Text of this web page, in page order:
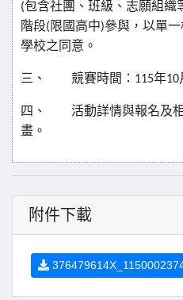
(包含社團、班級、志願組織
階段( 限國高中)參與，以單
學校之同意。
三、 競賽時間： 115年10
四、
活動詳情與報名及
畫。
附件下載